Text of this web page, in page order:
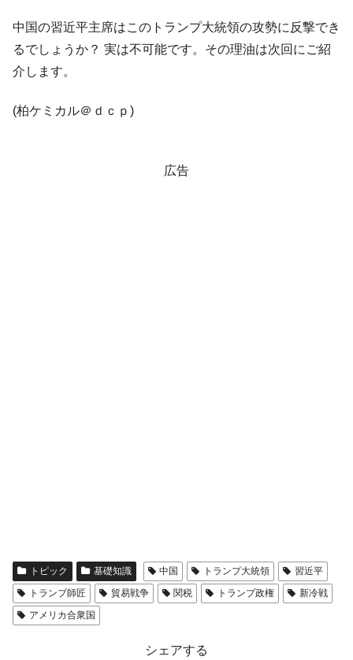
日(水)もサイドカー・サーキットブレイカーの二段コンボ
発動！
半分未満しか雇用を生まない
『Money1』
韓国「株式市場が賭博場のように変質した
Fact1 セレクトセールの高額取引馬が稼いだ金額とは？
中国の習近平主席はこのトランプ大統領の攻勢に反撃でき
るでしょうか？ 実は不可能です。その理油は次回にご紹
介します。
(柏ケミカル＠ｄｃｐ)
広告
トピック 基礎知識 中国 トランプ大統領
習近平
トランプ師匠
貿易戦争 関税 トランプ政権
新冷戦
アメリカ合衆国
シェアする